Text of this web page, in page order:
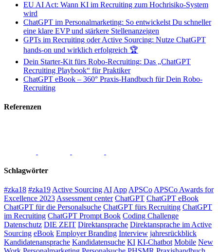
EU AI Act: Wann KI im Recruiting zum Hochrisiko-System
wird
ChatGPT im Personalmarketing: So entwickelst Du schneller
eine klare EVP und stärkere Stellenanzeigen
GPTs im Recruiting oder Active Sourcing: Nutze ChatGPT
hands-on und wirklich erfolgreich 🏆
Dein Starter-Kit fürs Robo-Recruiting: Das „ChatGPT
Recruiting Playbook“ für Praktiker
ChatGPT eBook – 360° Praxis-Handbuch für Dein Robo-
Recruiting
Referenzen
Schlagwörter
#zka18 #zka19 Active Sourcing AI App APSCo APSCo Awards for
Excellence 2023 Assessment center ChatGPT ChatGPT eBook
ChatGPT für die Personalsuche ChatGPT fürs Recruiting ChatGPT
im Recruiting ChatGPT Prompt Book Coding Challenge
Datenschutz DIE ZEIT Direktansprache Direktansprache im Active
Sourcing eBook Employer Branding Interview jahresrückblick
Kandidatenansprache Kandidatensuche KI KI-Chatbot Mobile New